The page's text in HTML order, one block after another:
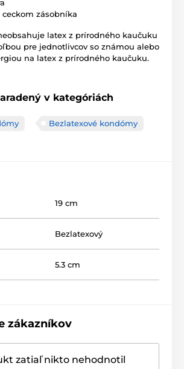
ceckom zásobníka
latex z prírodného kaučuku
pre jednotlivcov so známou alebo
na latex z prírodného kaučuku.
v kategóriách
Bezlatexové kondómy
19 cm
Bezlatexový
5.3 cm
zákazníkov
zatiaľ nikto nehodnotil